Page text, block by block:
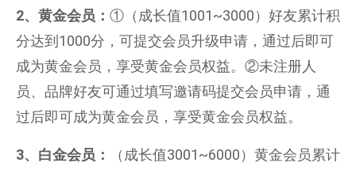
2、黄金会员 ： ①（成长值1001~3000）好友累计积
分达到1000分，可提交会员升级申请，通过后即可
成为黄金会员，享受黄金会员权益。②未注册人
员、品牌好友可通过填写邀请码提交会员申请，通
过后即可成为黄金会员，享受黄金会员权益。
3、白金会员：
（成长值3001~6000）黄金会员累计